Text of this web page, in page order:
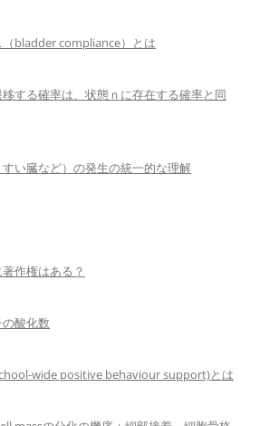
bladder compliance）とは
する確率は、状態ｎに存在する確率と同
い臓など）の発生の統一的な理解
作権はある？
酸化数
wide positive behaviour support)とは